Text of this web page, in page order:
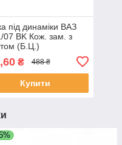
під динаміки ВАЗ
07 BK Кож. зам. з
(Б.Ц.)
₴ 488 ₴
Купити